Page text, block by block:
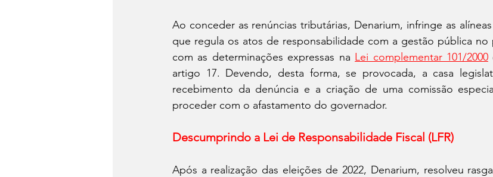
Ao conceder as renúncias tributárias, Denarium, infringe as
que regula os atos de responsabilidade com a gestão pública no
com as determinações expressas na Lei complementar 101/2000
artigo 17. Devendo, desta forma, se provocada, a casa
recebimento da denúncia e a criação de uma comissão
proceder com o afastamento do governador.
Descumprindo a Lei de Responsabilidade Fiscal (LFR)
Após a realização das eleições de 2022, Denarium, resolveu